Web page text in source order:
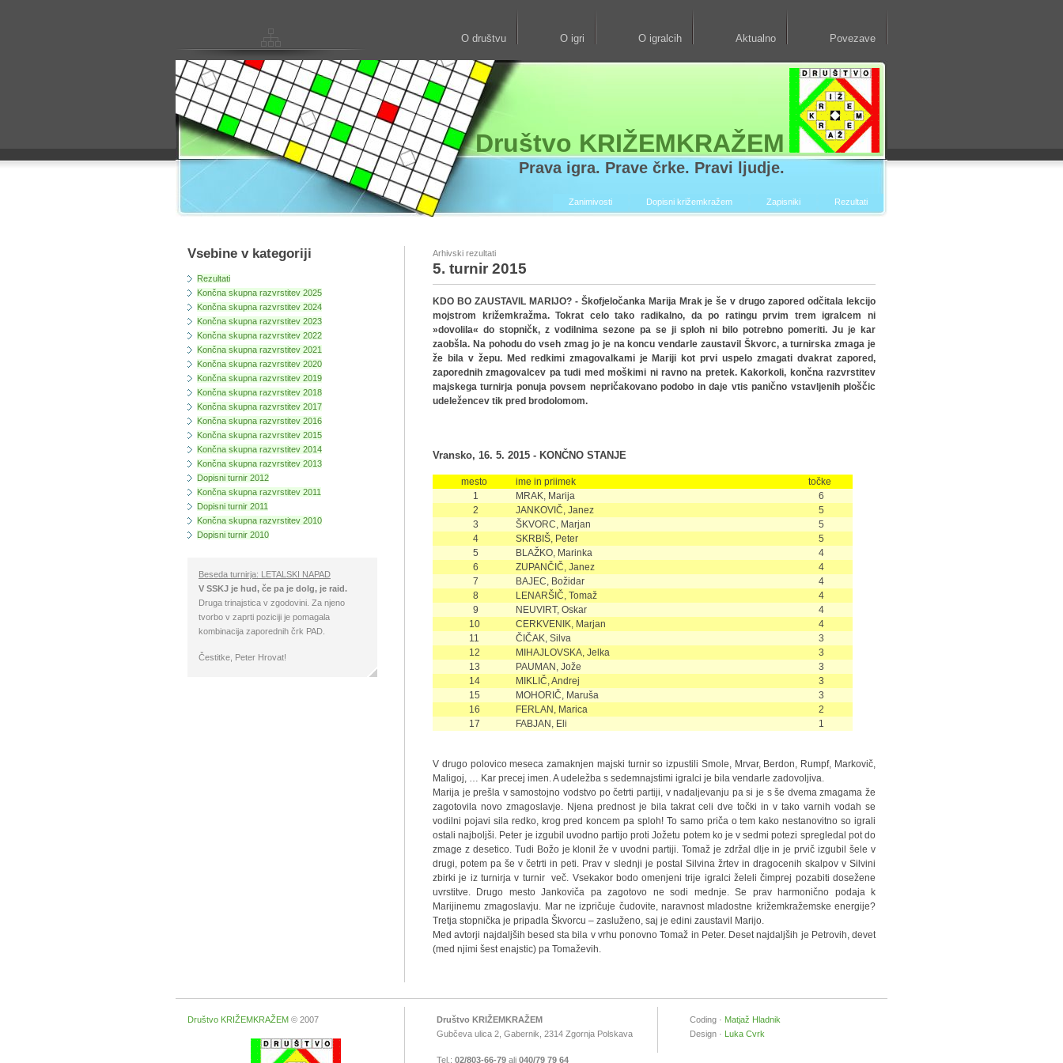
O društvu O igri O igralcih Aktualno Povezave
Društvo KRIŽEMKRAŽEM
Prava igra. Prave črke. Pravi ljudje.
Zanimivosti Dopisni križemkražem Zapisniki Rezultati
Vsebine v kategoriji
Rezultati
Končna skupna razvrstitev 2025
Končna skupna razvrstitev 2024
Končna skupna razvrstitev 2023
Končna skupna razvrstitev 2022
Končna skupna razvrstitev 2021
Končna skupna razvrstitev 2020
Končna skupna razvrstitev 2019
Končna skupna razvrstitev 2018
Končna skupna razvrstitev 2017
Končna skupna razvrstitev 2016
Končna skupna razvrstitev 2015
Končna skupna razvrstitev 2014
Končna skupna razvrstitev 2013
Dopisni turnir 2012
Končna skupna razvrstitev 2011
Dopisni turnir 2011
Končna skupna razvrstitev 2010
Dopisni turnir 2010
Beseda turnirja: LETALSKI NAPAD
V SSKJ je hud, če pa je dolg, je raid.
Druga trinajstica v zgodovini. Za njeno
tvorbo v zaprti poziciji je pomagala
kombinacija zaporednih črk PAD.
Čestitke, Peter Hrovat!
Arhivski rezultati
5. turnir 2015
KDO BO ZAUSTAVIL MARIJO? - Škofjeločanka Marija Mrak je še v drugo zapored odčitala lekcijo
mojstrom križemkražma. Tokrat celo tako radikalno, da po ratingu prvim trem igralcem ni
»dovolila« do stopničk, z vodilnima sezone pa se ji sploh ni bilo potrebno pomeriti. Ju je kar
zaobšla. Na pohodu do vseh zmag jo je na koncu vendarle zaustavil Škvorc, a turnirska zmaga je
že bila v žepu. Med redkimi zmagovalkami je Mariji kot prvi uspelo zmagati dvakrat zapored,
zaporednih zmagovalcev pa tudi med moškimi ni ravno na pretek. Kakorkoli, končna razvrstitev
majskega turnirja ponuja povsem nepričakovano podobo in daje vtis panično vstavljenih ploščic
udeležencev tik pred brodolomom.
Vransko, 16. 5. 2015 - KONČNO STANJE
mesto ime in priimek
točke
1
MRAK, Marija
6
2
JANKOVIČ, Janez
5
3
ŠKVORC, Marjan
5
4
SKRBIŠ, Peter
5
5
BLAŽKO, Marinka
4
6
ZUPANČIČ, Janez
4
7
BAJEC, Božidar
4
8
LENARŠIČ, Tomaž
4
9
NEUVIRT, Oskar
4
10
CERKVENIK, Marjan
4
11
ČIČAK, Silva
3
12
MIHAJLOVSKA, Jelka
3
13
PAUMAN, Jože
3
14
MIKLIČ, Andrej
3
15
MOHORIČ, Maruša
3
16
FERLAN, Marica
2
17
FABJAN, Eli 1
V drugo polovico meseca zamaknjen majski turnir so izpustili Smole, Mrvar, Berdon, Rumpf, Markovič,
Maligoj, … Kar precej imen. A udeležba s sedemnajstimi igralci je bila vendarle zadovoljiva.
Marija je prešla v samostojno vodstvo po četrti partiji, v nadaljevanju pa si je s še dvema zmagama že
zagotovila novo zmagoslavje. Njena prednost je bila takrat celi dve točki in v tako varnih vodah se
vodilni pojavi sila redko, krog pred koncem pa sploh! To samo priča o tem kako nestanovitno so igrali
ostali najboljši. Peter je izgubil uvodno partijo proti Jožetu potem ko je v sedmi potezi spregledal pot do
zmage z desetico. Tudi Božo je klonil že v uvodni partiji. Tomaž je zdržal dlje in je prvič izgubil šele v
drugi, potem pa še v četrti in peti. Prav v slednji je postal Silvina žrtev in dragocenih skalpov v Silvini
zbirki je iz turnirja v turnir več. Vsekakor bodo omenjeni trije igralci želeli čimprej pozabiti dosežene
uvrstitve. Drugo mesto Jankoviča pa zagotovo ne sodi mednje. Se prav harmonično podaja k
Marijinemu zmagoslavju. Mar ne izpričuje čudovite, naravnost mladostne križemkražemske energije?
Tretja stopnička je pripadla Škvorcu – zasluženo, saj je edini zaustavil Marijo.
Med avtorji najdaljših besed sta bila v vrhu ponovno Tomaž in Peter. Deset najdaljših je Petrovih, devet
(med njimi šest enajstic) pa Tomaževih.
Društvo KRIŽEMKRAŽEM © 2007
Društvo KRIŽEMKRAŽEM
Gubčeva ulica 2, Gabernik, 2314 Zgornja Polskava
Tel.: 02/803-66-79 ali 040/79 79 64
Coding · Matjaž Hladnik
Design · Luka Cvrk